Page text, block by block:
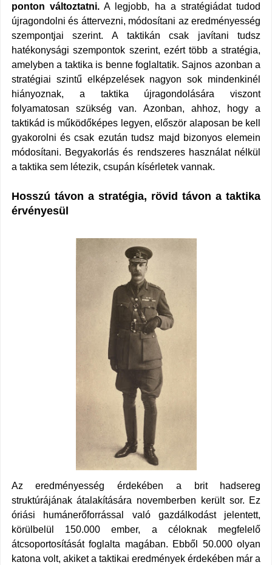
ponton változtatni.A legjobb, ha a stratégiádat tudod
újragondolni és áttervezni, módosítani az eredményesség
szempontjai szerint. A taktikán csak javítani tudsz
hatékonysági szempontok szerint, ezért több a stratégia,
amelyben a taktika is benne foglaltatik. Sajnos azonban a
stratégiai szintű elképzelések nagyon sok mindenkinél
hiányoznak, a taktika újragondolására viszont
folyamatosan szükség van. Azonban, ahhoz, hogy a
taktikád is működőképes legyen, először alaposan be kell
gyakorolni és csak ezután tudsz majd bizonyos elemein
módosítani. Begyakorlás és rendszeres használat nélkül
a taktika sem létezik, csupán kísérletek vannak.
Hosszú távon a stratégia, rövid távon a taktika
érvényesül
Az eredményesség érdekében a brit hadsereg
struktúrájának átalakítására novemberben került sor. Ez
óriási humánerőforrással való gazdálkodást jelentett,
körülbelül 150.000 ember, a céloknak megfelelő
átcsoportosítását foglalta magában. Ebből 50.000 olyan
katona volt, akiket a taktikai eredmények érdekében már a